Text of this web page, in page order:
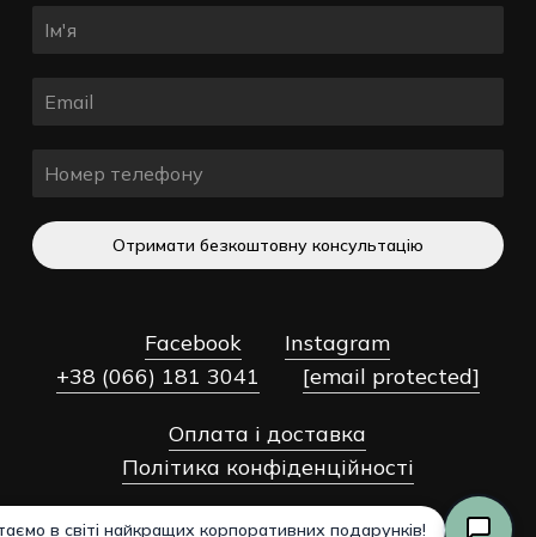
Оформлення
Замовлення
Отримати безкоштовну консультацію
Facebook
Instagram
+38 (066) 181 3041
[email protected]
Оплата і доставка
Політика конфіденційності